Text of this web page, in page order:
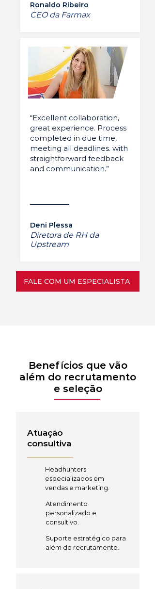
Ronaldo Ribeiro
CEO da Farmax
“Excellent collaboration,
great experience. Process
completed in due time,
meeting all deadlines. with
straightforward feedback
and communication.”
Deni Plessa
Diretora de RH da
Upstream
FALE COM UM ESPECIALISTA
Benefícios que vão
além do recrutamento
e seleção
Atuação
consultiva
Headhunters
especializados em
vendas e marketing.
Atendimento
personalizado e
consultivo.
Suporte estratégico para
além do recrutamento.